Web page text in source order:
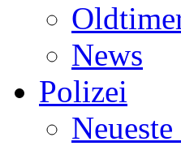
News
Polizei